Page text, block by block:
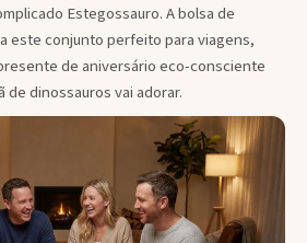
Estegossauro. A bolsa de
este conjunto perfeito para viagens,
de aniversário eco-consciente
dinossauros vai adorar.